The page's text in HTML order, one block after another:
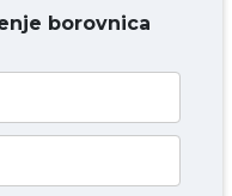
borovnica